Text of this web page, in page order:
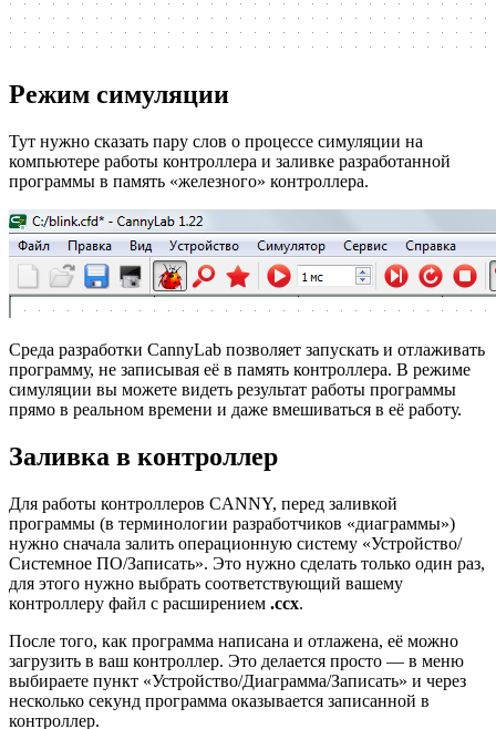
Режим симуляции
Тут нужно сказать пару слов о процессе симуляции на
компьютере работы контроллера и заливке разработанной
программы в память «железного» контроллера.
Среда разработки CannyLab позволяет запускать и отлаживать
программу, не записывая её в память контроллера. В режиме
симуляции вы можете видеть результат работы программы
прямо в реальном времени и даже вмешиваться в её работу.
Заливка в контроллер
Для работы контроллеров CANNY, перед заливкой
программы (в терминологии разработчиков «диаграммы»)
нужно сначала залить операционную систему «Устройство/
Системное ПО/Записать». Это нужно сделать только один раз,
для этого нужно выбрать соответствующий вашему
контроллеру файл с расширением .ccx.
После того, как программа написана и отлажена, её можно
загрузить в ваш контроллер. Это делается просто — в меню
выбираете пункт «Устройство/Диаграмма/Записать» и через
несколько секунд программа оказывается записанной в
контроллер.